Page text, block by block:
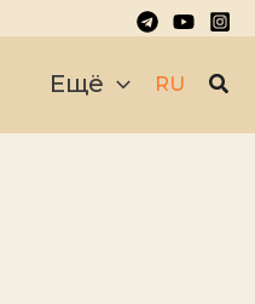
Ещё RU